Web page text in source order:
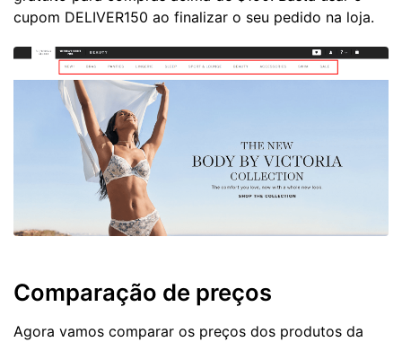
cupom DELIVER150 ao finalizar o seu pedido na loja.
Comparação de preços
Agora vamos comparar os preços dos produtos da